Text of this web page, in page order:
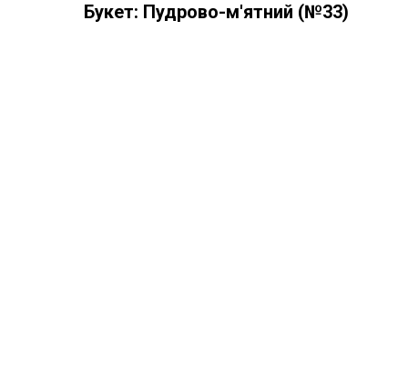
Букет: Пудрово-м'ятний (№33)